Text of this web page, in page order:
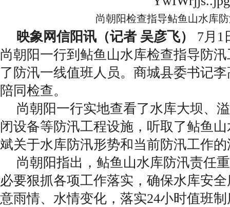
尚朝阳检查指导鲇鱼山水库
映象网信阳讯（记者 吴彦飞）
7月1
尚朝阳一行到鲇鱼山水库检查指导防
了防汛一线值班人员。商城县委书记
陪同检查。
尚朝阳一行实地查看了水库大坝、
闭设备等防汛工程设施，听取了鲇鱼
斌关于水库防汛形势和当前防汛工作
尚朝阳指出，鲇鱼山水库防汛责任
必要狠抓各项工作落实，确保水库安
意雨情、水情变化，落实24小时值班